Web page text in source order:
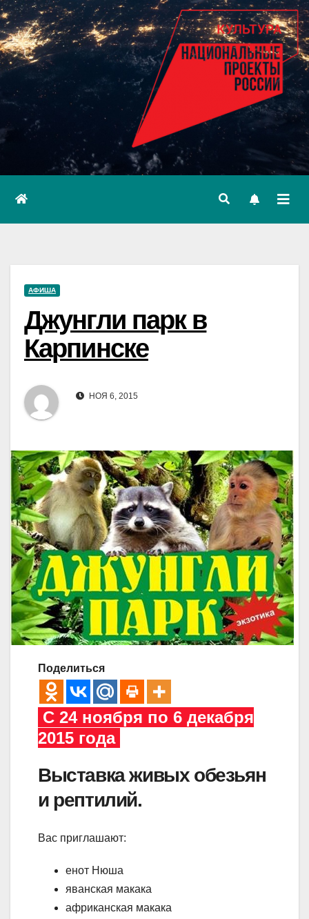
АФИША
Джунгли парк в
Карпинске
НОЯ 6, 2015
Поделиться
C 24 ноября по 6 декабря
2015 года
Выставка живых обезьян
и рептилий.
Вас приглашают:
енот Нюша
яванская макака
африканская макака